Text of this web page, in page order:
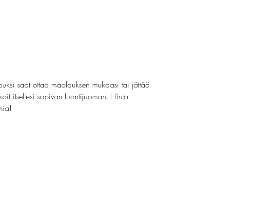
saat ottaa maalauksen mukaasi tai jättää
itsellesi sopivan luontijuoman. Hinta